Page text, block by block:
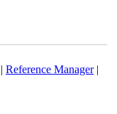
|Reference Manager